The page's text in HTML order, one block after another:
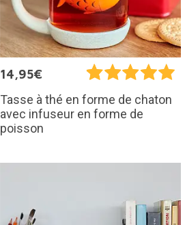
14,95€
Tasse à thé en forme de chaton
avec infuseur en forme de
poisson